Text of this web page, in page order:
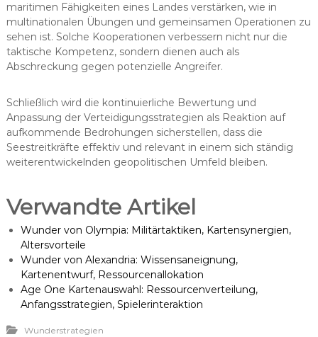
maritimen Fähigkeiten eines Landes verstärken, wie in
multinationalen Übungen und gemeinsamen Operationen zu
sehen ist. Solche Kooperationen verbessern nicht nur die
taktische Kompetenz, sondern dienen auch als
Abschreckung gegen potenzielle Angreifer.
Schließlich wird die kontinuierliche Bewertung und
Anpassung der Verteidigungsstrategien als Reaktion auf
aufkommende Bedrohungen sicherstellen, dass die
Seestreitkräfte effektiv und relevant in einem sich ständig
weiterentwickelnden geopolitischen Umfeld bleiben.
Verwandte Artikel
Wunder von Olympia: Militärtaktiken, Kartensynergien,
Altersvorteile
Wunder von Alexandria: Wissensaneignung,
Kartenentwurf, Ressourcenallokation
Age One Kartenauswahl: Ressourcenverteilung,
Anfangsstrategien, Spielerinteraktion
Wunderstrategien